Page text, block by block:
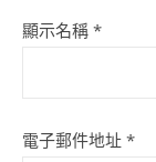
顯示名稱 *
電子郵件地址 *